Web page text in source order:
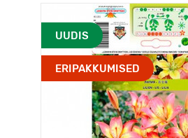
UUDIS
ERIPAKKUMISED